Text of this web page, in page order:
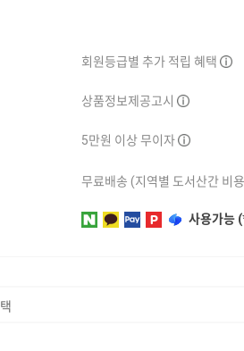
회원등급별 추가 적립 혜택
상품정보제공고시
5만원 이상 무이자
무료배송 (지역별 도서산간 비
사용가능